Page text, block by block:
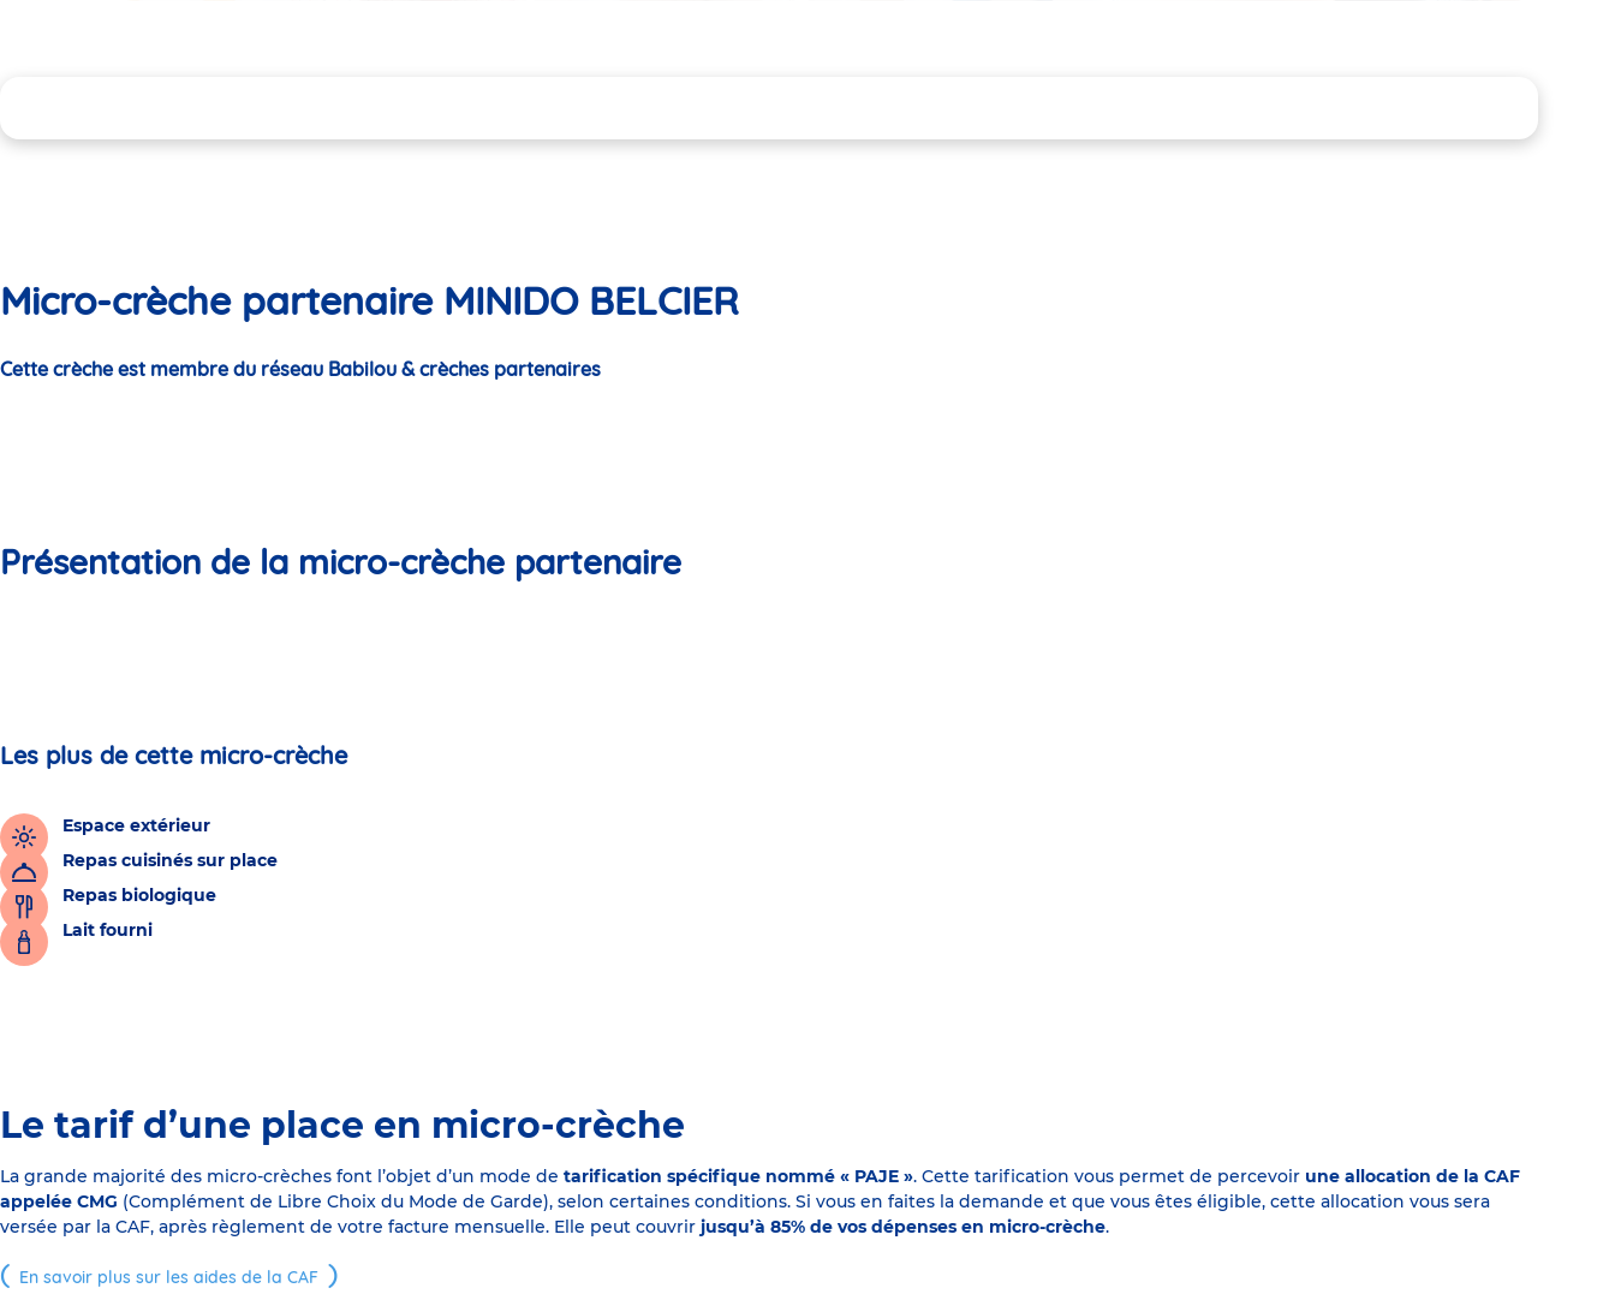
Micro-crèche partenaire MINIDO BELCIER
Cette crèche est membre du réseau Babilou & crèches partenaires
Présentation de la micro-crèche partenaire
Les plus de cette micro-crèche
Espace extérieur
Repas cuisinés sur place
Repas biologique
Lait fourni
Le tarif d’une place en micro-crèche
La grande majorité des micro-crèches font l’objet d’un mode de tarification spécifique nommé « PAJE ». Cette tarification vous permet de percevoir une allocation de la CAF
appelée CMG (Complément de Libre Choix du Mode de Garde), selon certaines conditions. Si vous en faites la demande et que vous êtes éligible, cette allocation vous sera
versée par la CAF, après règlement de votre facture mensuelle. Elle peut couvrir jusqu’à 85% de vos dépenses en micro-crèche.
En savoir plus sur les aides de la CAF